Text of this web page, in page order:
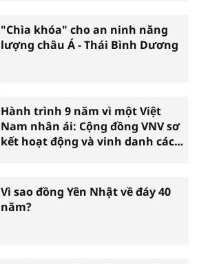
"Chìa khóa" cho an ninh năng
lượng châu Á - Thái Bình Dương
Hành trình 9 năm vì một Việt
Nam nhân ái: Cộng đồng VNV sơ
kết hoạt động và vinh danh các
Vì sao đồng Yên Nhật về đáy 40
năm?